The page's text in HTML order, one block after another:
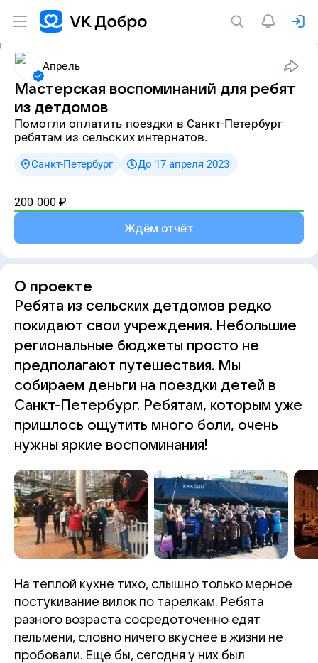
Апрель
Мастерская воспоминаний для ребят
из детдомов
Помогли оплатить поездки в Санкт-Петербург
ребятам из сельских интернатов.
Санкт-Петербург До 17 апреля 2023
200 000 ₽
Ждём отчёт
О проекте
Ребята из сельских детдомов редко
покидают свои учреждения. Небольшие
региональные бюджеты просто не
предполагают путешествия. Мы
собираем деньги на поездки детей в
Санкт-Петербург. Ребятам, которым уже
пришлось ощутить много боли, очень
нужны яркие воспоминания!
На теплой кухне тихо, слышно только мерное
постукивание вилок по тарелкам. Ребята
разного возраста сосредоточенно едят
пельмени, словно ничего вкуснее в жизни не
пробовали. Еще бы, сегодня у них был